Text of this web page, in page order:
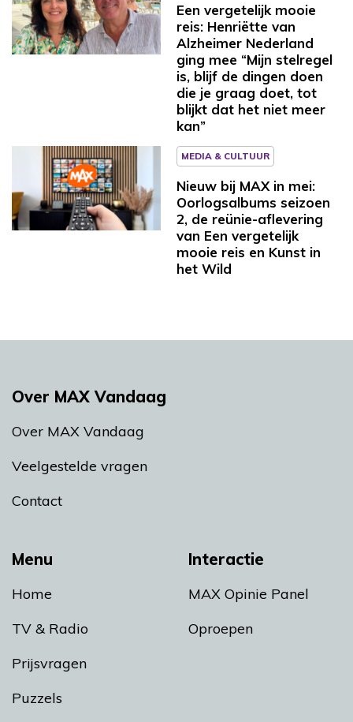
Een vergetelijk mooie
reis: Henriëtte van
Alzheimer Nederland
ging mee “Mijn stelregel
is, blijf de dingen doen
die je graag doet, tot
blijkt dat het niet meer
kan”
MEDIA & CULTUUR
Nieuw bij MAX in mei:
Oorlogsalbums seizoen
2, de reünie-aflevering
van Een vergetelijk
mooie reis en Kunst in
het Wild
Menu
Home
TV & Radio
Prijsvragen
Puzzels
Interactie
MAX Opinie Panel
Oproepen
Over MAX Vandaag
Over MAX Vandaag
Veelgestelde vragen
Contact